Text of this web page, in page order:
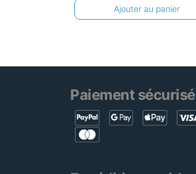
Ajouter au panier
Paiement sécurisé